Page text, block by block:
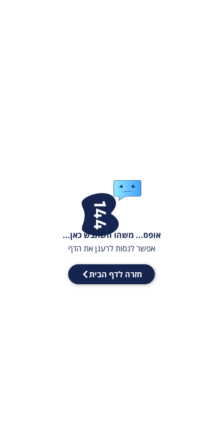
אופס... משהו השתבש כאן...
אפשר לנסות לרענן את הדף
חזרה לדף הבית